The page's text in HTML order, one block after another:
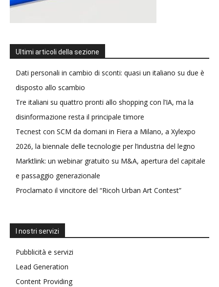
Ultimi articoli della sezione
Dati personali in cambio di sconti: quasi un italiano su due è
disposto allo scambio
Tre italiani su quattro pronti allo shopping con l’IA, ma la
disinformazione resta il principale timore
Tecnest con SCM da domani in Fiera a Milano, a Xylexpo
2026, la biennale delle tecnologie per l’industria del legno
Marktlink: un webinar gratuito su M&A, apertura del capitale
e passaggio generazionale
Proclamato il vincitore del “Ricoh Urban Art Contest”
I nostri servizi
Pubblicità e servizi
Lead Generation
Content Providing